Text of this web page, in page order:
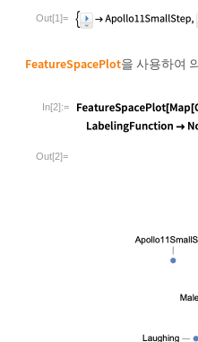
Out[1]=
FeatureSpacePlot을 사용하여
In[2]:=
Out[2]=